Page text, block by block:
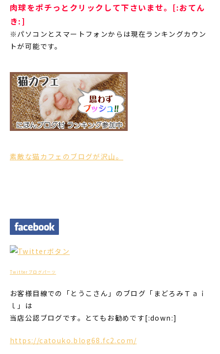
肉球をポチっとクリックして下さいませ。[:おてん
き:]
※パソコンとスマートフォンからは現在ランキングカウン
トが可能です。
素敵な猫カフェのブログが沢山。
Twitterブログパーツ
お客様目線での「とうこさん」のブログ「まどろみＴａｉ
ｌ」は
当店公認ブログです。とてもお勧めです[:down:]
https://catouko.blog68.fc2.com/